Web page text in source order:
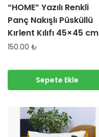
“HOME” Yazılı Renkli
Panç Nakışlı Püsküllü
Kırlent Kılıfı 45×45 cm
150.00 ₺
Sepete Ekle